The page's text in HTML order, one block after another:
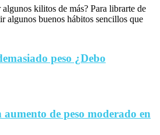
kilitos de más? Para librarte de
algunos buenos hábitos sencillos que
peso ¿Debo
de peso moderado en